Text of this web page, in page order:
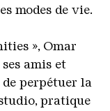
modes de vie.
», Omar
amis et
de perpétuer la
pratique